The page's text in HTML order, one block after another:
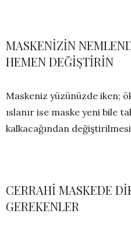
MASKENİZİN
HEMEN DEĞİŞTİRİN
Maskeniz yüzünüzde iken;
ıslanır ise maske yeni bile
kalkacağından
CERRAHİ MASKEDE
GEREKENLER